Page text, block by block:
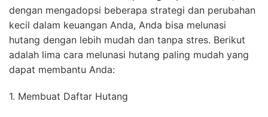
dengan mengadopsi beberapa strategi dan perubahan
kecil dalam keuangan Anda, Anda bisa melunasi
hutang dengan lebih mudah dan tanpa stres. Berikut
adalah lima cara melunasi hutang paling mudah yang
dapat membantu Anda:
1. Membuat Daftar Hutang